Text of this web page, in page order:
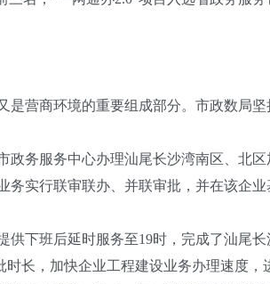
商环境的重要组成部分。市政数局坚
服务中心办理汕尾长沙湾南区、北区
实行联审联办、并联审批，并在该企
班后延时服务至19时，完成了汕尾
长，加快企业工程建设业务办理速度，